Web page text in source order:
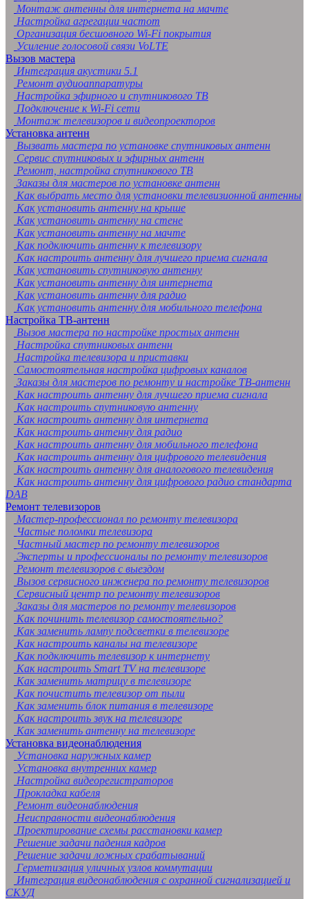
Монтаж антенны для интернета на мачте
Настройка агрегации частот
Организация бесшовного Wi-Fi покрытия
Усиление голосовой связи VoLTE
Вызов мастера
Интеграция акустики 5.1
Ремонт аудиоаппаратуры
Настройка эфирного и спутникового ТВ
Подключение к Wi-Fi сети
Монтаж телевизоров и видеопроекторов
Установка антенн
Вызвать мастера по установке спутниковых антенн
Сервис спутниковых и эфирных антенн
Ремонт, настройка спутникового ТВ
Заказы для мастеров по установке антенн
Как выбрать место для установки телевизионной антенны
Как установить антенну на крыше
Как установить антенну на стене
Как установить антенну на мачте
Как подключить антенну к телевизору
Как настроить антенну для лучшего приема сигнала
Как установить спутниковую антенну
Как установить антенну для интернета
Как установить антенну для радио
Как установить антенну для мобильного телефона
Настройка ТВ-антенн
Вызов мастера по настройке простых антенн
Настройка спутниковых антенн
Настройка телевизора и приставки
Самостоятельная настройка цифровых каналов
Заказы для мастеров по ремонту и настройке ТВ-антенн
Как настроить антенну для лучшего приема сигнала
Как настроить спутниковую антенну
Как настроить антенну для интернета
Как настроить антенну для радио
Как настроить антенну для мобильного телефона
Как настроить антенну для цифрового телевидения
Как настроить антенну для аналогового телевидения
Как настроить антенну для цифрового радио стандарта
DAB
Ремонт телевизоров
Мастер-профессионал по ремонту телевизора
Частые поломки телевизора
Частный мастер по ремонту телевизоров
Эксперты и профессионалы по ремонту телевизоров
Ремонт телевизоров с выездом
Вызов сервисного инженера по ремонту телевизоров
Сервисный центр по ремонту телевизоров
Заказы для мастеров по ремонту телевизоров
Как починить телевизор самостоятельно?
Как заменить лампу подсветки в телевизоре
Как настроить каналы на телевизоре
Как подключить телевизор к интернету
Как настроить Smart TV на телевизоре
Как заменить матрицу в телевизоре
Как почистить телевизор от пыли
Как заменить блок питания в телевизоре
Как настроить звук на телевизоре
Как заменить антенну на телевизоре
Установка видеонаблюдения
Установка наружных камер
Установка внутренних камер
Настройка видеорегистраторов
Прокладка кабеля
Ремонт видеонаблюдения
Неисправности видеонаблюдения
Проектирование схемы расстановки камер
Решение задачи падения кадров
Решение задачи ложных срабатываний
Герметизация уличных узлов коммутации
Интеграция видеонаблюдения с охранной сигнализацией и
СКУД